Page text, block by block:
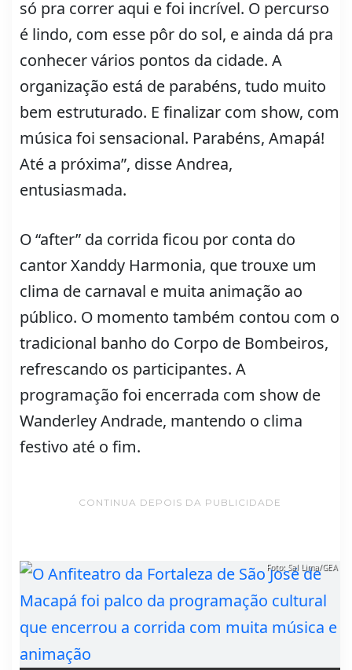
só pra correr aqui e foi incrível. O percurso
é lindo, com esse pôr do sol, e ainda dá pra
conhecer vários pontos da cidade. A
organização está de parabéns, tudo muito
bem estruturado. E finalizar com show, com
música foi sensacional. Parabéns, Amapá!
Até a próxima”, disse Andrea,
entusiasmada.
O “after” da corrida ficou por conta do
cantor Xanddy Harmonia, que trouxe um
clima de carnaval e muita animação ao
público. O momento também contou com o
tradicional banho do Corpo de Bombeiros,
refrescando os participantes. A
programação foi encerrada com show de
Wanderley Andrade, mantendo o clima
festivo até o fim.
CONTINUA DEPOIS DA PUBLICIDADE
Foto: Sal Lima/GEA